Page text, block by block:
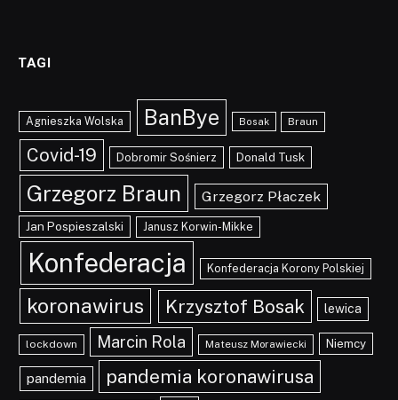
TAGI
Agnieszka Wolska BanBye Bosak Braun
Covid-19 Dobromir Sośnierz Donald Tusk
Grzegorz Braun Grzegorz Płaczek
Jan Pospieszalski Janusz Korwin-Mikke
Konfederacja Konfederacja Korony Polskiej
koronawirus Krzysztof Bosak lewica
lockdown Marcin Rola Mateusz Morawiecki Niemcy
pandemia pandemia koronawirusa